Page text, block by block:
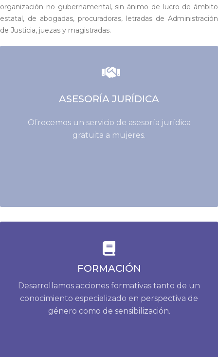
organización no gubernamental, sin ánimo de lucro de ámbito
estatal, de abogadas, procuradoras, letradas de Administración
de Justicia, juezas y magistradas.
ASESORÍA JURÍDICA
Ofrecemos un servicio de asesoría jurídica
gratuita a mujeres.
FORMACIÓN
Desarrollamos acciones formativas tanto de un
conocimiento especializado en perspectiva de
género como de sensibilización.